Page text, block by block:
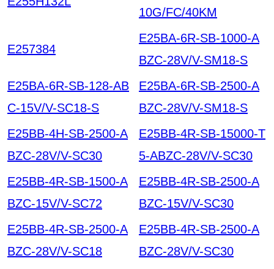
10G/FC/40KM
E257384
E25BA-6R-SB-1000-A
BZC-28V/V-SM18-S
E25BA-6R-SB-128-AB
C-15V/V-SC18-S
E25BA-6R-SB-2500-A
BZC-28V/V-SM18-S
E25BB-4H-SB-2500-A
BZC-28V/V-SC30
E25BB-4R-SB-15000-T
5-ABZC-28V/V-SC30
E25BB-4R-SB-1500-A
BZC-15V/V-SC72
E25BB-4R-SB-2500-A
BZC-15V/V-SC30
E25BB-4R-SB-2500-A
BZC-28V/V-SC18
E25BB-4R-SB-2500-A
BZC-28V/V-SC30